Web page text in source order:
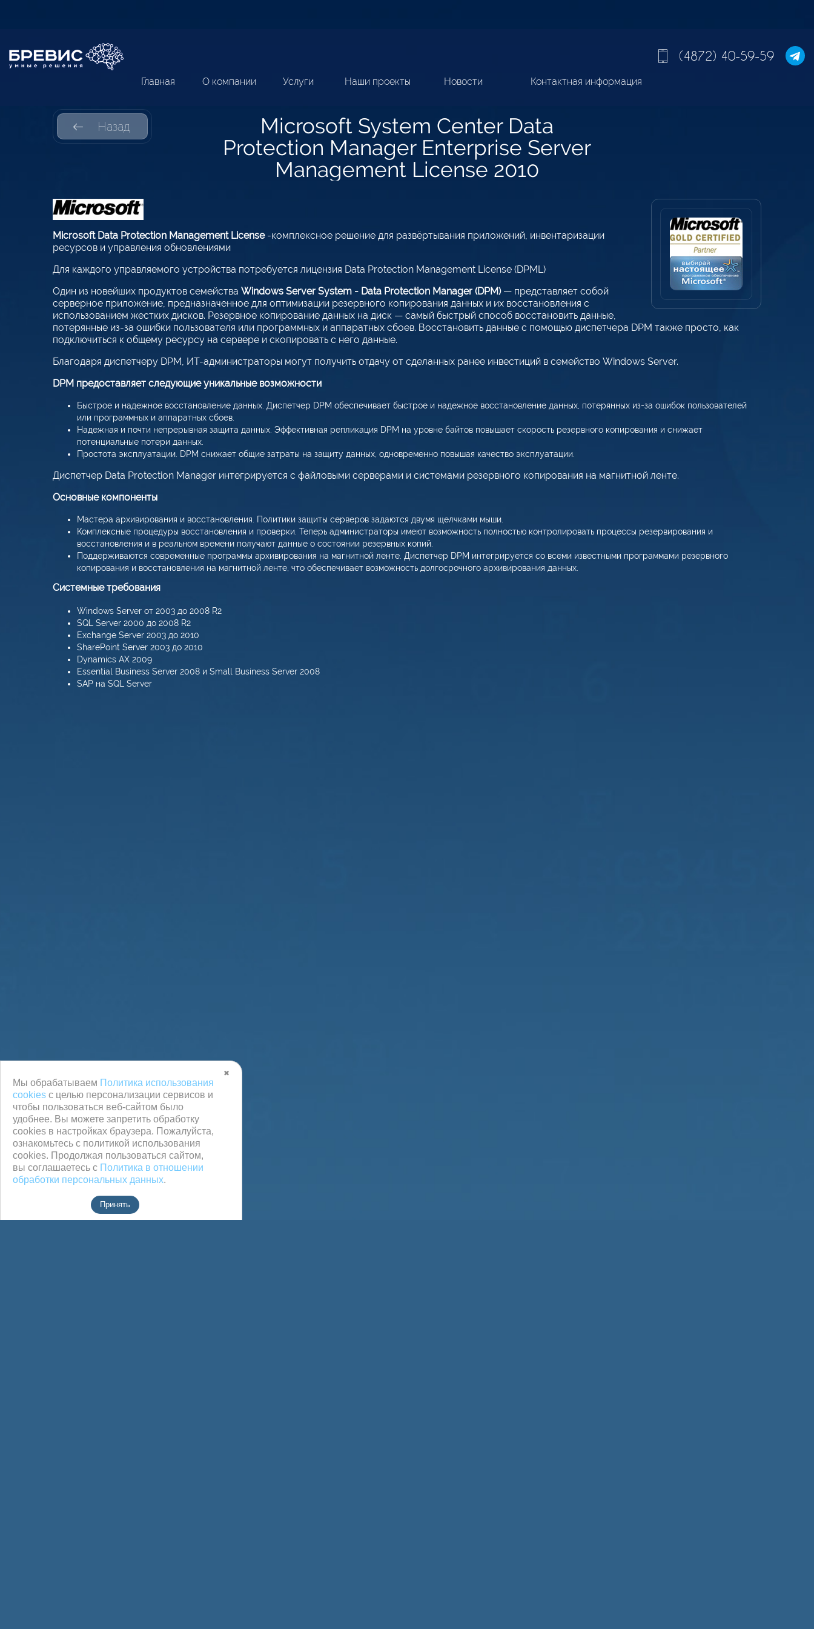
(4872) 40-59-59
Главная О компании Услуги Наши проекты Новости Контактная информация
Назад
Microsoft System Center Data
Protection Manager Enterprise Server
Management License 2010
Microsoft Data Protection Management License-комплексное решение для развёртывания приложений, инвентаризации
ресурсов и управления обновлениями
Для каждого управляемого устройства потребуется лицензия Data Protection Management License (DPML)
Один из новейших продуктов семейства Windows Server System - Data Protection Manager (DPM)— представляет собой
серверное приложение, предназначенное для оптимизации резервного копирования данных и их восстановления с
использованием жестких дисков. Резервное копирование данных на диск — самый быстрый способ восстановить данные,
потерянные из-за ошибки пользователя или программных и аппаратных сбоев. Восстановить данные с помощью диспетчера DPM также просто, как
подключиться к общему ресурсу на сервере и скопировать с него данные.
Благодаря диспетчеру DPM, ИТ-администраторы могут получить отдачу от сделанных ранее инвестиций в семейство Windows Server.
DPM предоставляет следующие уникальные возможности
Быстрое и надежное восстановление данных. Диспетчер DPM обеспечивает быстрое и надежное восстановление данных, потерянных из-за ошибок пользователей
или программных и аппаратных сбоев.
Надежная и почти непрерывная защита данных. Эффективная репликация DPM на уровне байтов повышает скорость резервного копирования и снижает
потенциальные потери данных.
Простота эксплуатации. DPM снижает общие затраты на защиту данных, одновременно повышая качество эксплуатации.
Диспетчер Data Protection Manager интегрируется с файловыми серверами и системами резервного копирования на магнитной ленте.
Основные компоненты
Мастера архивирования и восстановления. Политики защиты серверов задаются двумя щелчками мыши.
Комплексные процедуры восстановления и проверки. Теперь администраторы имеют возможность полностью контролировать процессы резервирования и
восстановления и в реальном времени получают данные о состоянии резервных копий.
Поддерживаются современные программы архивирования на магнитной ленте. Диспетчер DPM интегрируется со всеми известными программами резервного
копирования и восстановления на магнитной ленте, что обеспечивает возможность долгосрочного архивирования данных.
Системные требования
Windows Server от 2003 до 2008 R2
SQL Server 2000 до 2008 R2
Exchange Server 2003 до 2010
SharePoint Server 2003 до 2010
Dynamics AX 2009
Essential Business Server 2008 и Small Business Server 2008
SAP на SQL Server
✖
Мы обрабатываем Политика использования
cookies с целью персонализации сервисов и
чтобы пользоваться веб-сайтом было
удобнее. Вы можете запретить обработку
сookies в настройках браузера. Пожалуйста,
ознакомьтесь с политикой использования
cookies. Продолжая пользоваться сайтом,
вы соглашаетесь с Политика в отношении
обработки персональных данных.
Принять